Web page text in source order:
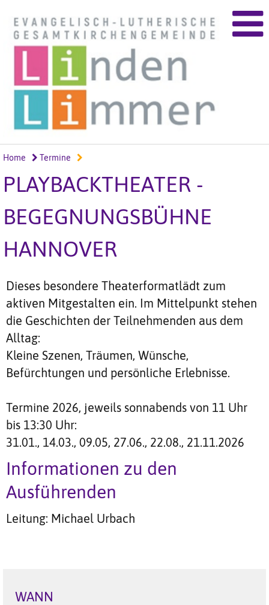
Home Termine
PLAYBACKTHEATER -
BEGEGNUNGSBÜHNE
HANNOVER
Dieses besondere Theaterformatlädt zum
aktiven Mitgestalten ein. Im Mittelpunkt stehen
die Geschichten der Teilnehmenden aus dem
Alltag:
Kleine Szenen, Träumen, Wünsche,
Befürchtungen und persönliche Erlebnisse.
Termine 2026, jeweils sonnabends von 11 Uhr
bis 13:30 Uhr:
31.01., 14.03., 09.05, 27.06., 22.08., 21.11.2026
Informationen zu den
Ausführenden
Leitung: Michael Urbach
WANN